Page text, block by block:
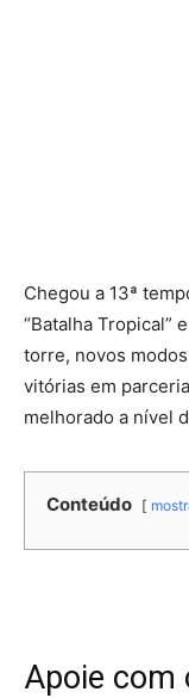
Chegou a 13ª
“Batalha Tropical”
torre, novos
vitórias em
melhorado a nível
Conteúdo
Apoie com